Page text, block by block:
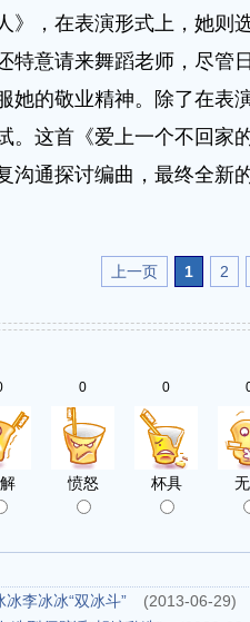
》，在表演形式上，她
特意请来舞蹈老师，尽管
她的敬业精神。除了在表
。这首《爱上一个不回家
沟通探讨编曲，最终全新
上一页 1 2
0
愤怒
0
杯具
冰李冰冰“双冰斗”
(2013-06-29)